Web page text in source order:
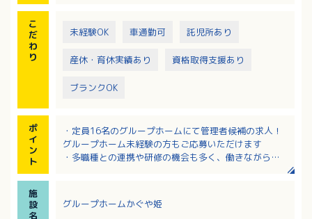
こ
だ
わ
り
未経験OK 車通勤可 託児所あり
産休・育休実績あり 資格取得支援あり
ブランクOK
ポ
イ
ン
ト
・定員16名のグループホームにて管理者候補の求人！
グループホーム未経験の方もご応募いただけます
・多職種との連携や研修の機会も多く、働きながら成
月給32万円以上の安定収入！
・60歳以降も勤務延長あり！幅広い年齢層の職員さん
施
設
名
グループホームかぐや姫